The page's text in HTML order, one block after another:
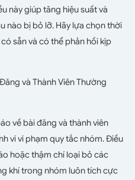
này giúp tăng hiệu suất và
nào bị bỏ lỡ. Hãy lựa chọn thời
sẵn và có thể phản hồi kịp
và Thành Viên Thường
về bài đăng và thành viên
vi vi phạm quy tắc nhóm. Điều
hoặc thậm chí loại bỏ các
khí trong nhóm luôn tích cực